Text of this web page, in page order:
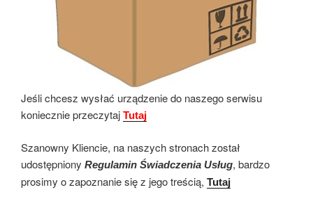
Jeśli chcesz wysłać urządzenie do naszego serwisu
koniecznie przeczytaj Tutaj
Szanowny Kliencie, na naszych stronach został
udostępniony Regulamin Świadczenia Usług, bardzo
prosimy o zapoznanie się z jego treścią, Tutaj